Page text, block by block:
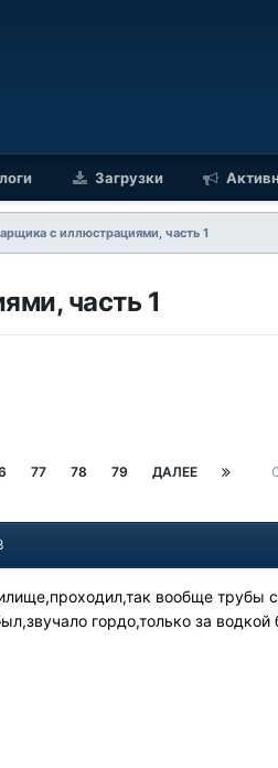
Загрузки
с иллюстрациями, часть 1
часть 1
77 78 79 ДАЛЕЕ
вообще трубы
гордо,только за водкой